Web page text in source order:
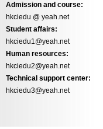
Admission and course:
hkciedu @ yeah.net
Student affairs:
hkciedu1@yeah.net
Human resources:
hkciedu2@yeah.net
Technical support center:
hkciedu3@yeah.net